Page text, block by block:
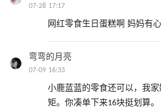
07-28 17:17
网红零食生日蛋糕啊 妈妈有
弯弯的月亮
07-09 16:33
小鹿蓝蓝的零食还可以，我
矩。你凑单下来16块挺划算。